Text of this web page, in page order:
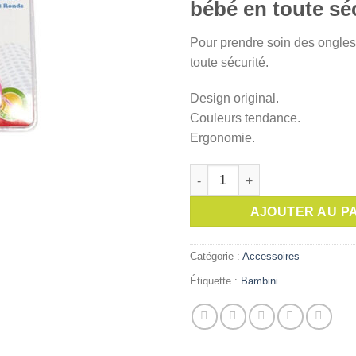
était :
bébé en toute
Pour prendre soin des
toute sécurité.
Design original.
Couleurs tendance.
Ergonomie.
quantité de BAMBINI
AJOUTER AU
Catégorie : Accessoires
Étiquette : Bambini